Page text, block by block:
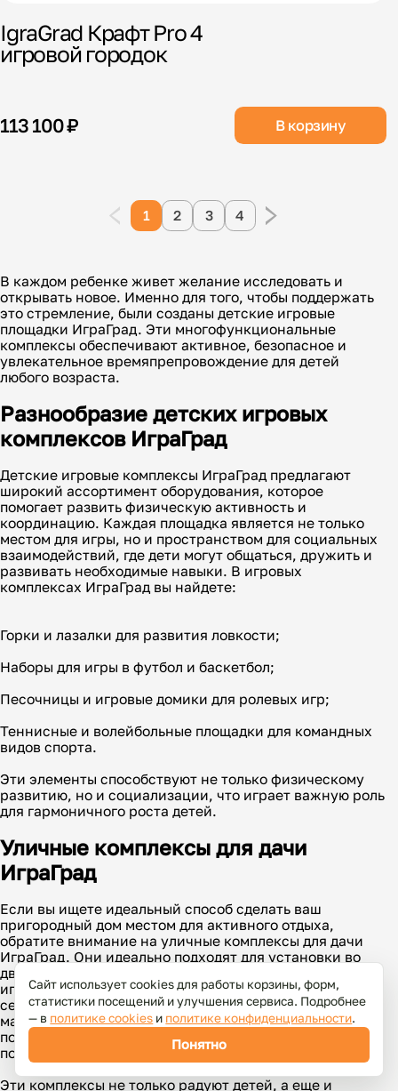
IgraGrad Крафт Pro 4
игровой городок
113 100 ₽ В корзину
1 2 3 4
В каждом ребенке живет желание исследовать и
открывать новое. Именно для того, чтобы поддержать
это стремление, были созданы детские игровые
площадки ИграГрад. Эти многофункциональные
комплексы обеспечивают активное, безопасное и
увлекательное времяпрепровождение для детей
любого возраста.
Разнообразие детских игровых
комплексов ИграГрад
Детские игровые комплексы ИграГрад предлагают
широкий ассортимент оборудования, которое
помогает развить физическую активность и
координацию. Каждая площадка является не только
местом для игры, но и пространством для социальных
взаимодействий, где дети могут общаться, дружить и
развивать необходимые навыки. В игровых
комплексах ИграГрад вы найдете:
Горки и лазалки для развития ловкости;
Наборы для игры в футбол и баскетбол;
Песочницы и игровые домики для ролевых игр;
Теннисные и волейбольные площадки для командных
видов спорта.
Эти элементы способствуют не только физическому
развитию, но и социализации, что играет важную роль
для гармоничного роста детей.
Уличные комплексы для дачи
ИграГрад
Если вы ищете идеальный способ сделать ваш
пригородный дом местом для активного отдыха,
обратите внимание на уличные комплексы для дачи
ИграГрад. Они идеально подходят для установки во
дворе, создавая уютную и безопасную атмосферу для
игры. Уличные игровые площадки могут включать в
себя элементарные конструкции для самых
маленьких, а также более сложные установки для
подростков, что делает их универсальными и
подходящими для детей разных возрастов.
Эти комплексы не только радуют детей, а еще и
Сайт использует cookies для работы корзины, форм,
статистики посещений и улучшения сервиса. Подробнее
— в политике cookies и политике конфиденциальности.
Понятно